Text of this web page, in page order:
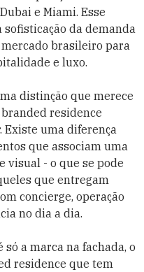
e Miami. Esse
da demanda
brasileiro para
e luxo.
distinção que merece
residence
Existe uma diferença
que associam uma
visual - o que se pode
que entregam
concierge, operação
no dia a dia.
a marca na fachada, o
residence que tem